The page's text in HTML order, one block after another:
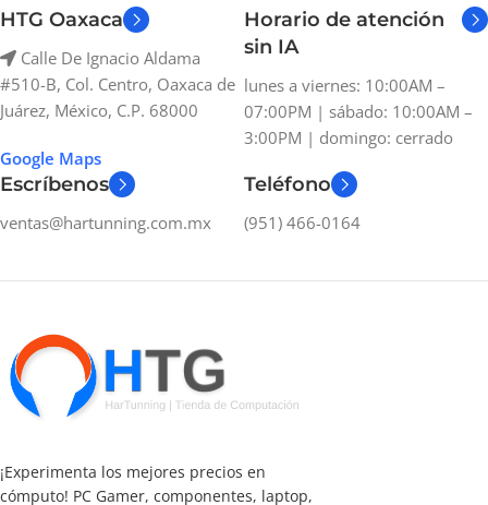
HTG Oaxaca
Calle De Ignacio Aldama
#510-B, Col. Centro, Oaxaca de
Juárez, México, C.P. 68000
Google Maps
Horario de atención
sin IA
lunes a viernes: 10:00AM –
07:00PM | sábado: 10:00AM –
3:00PM | domingo: cerrado
Escríbenos
ventas@hartunning.com.mx
Teléfono
(951) 466-0164
¡Experimenta los mejores precios en
cómputo! PC Gamer, componentes, laptop,